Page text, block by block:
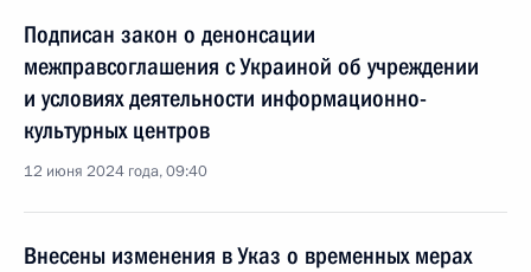
Подписан закон о денонсации
межправсоглашения с Украиной об учреждении
и условиях деятельности информационно-
культурных центров
12 июня 2024 года, 09:40
Внесены изменения в Указ о временных мерах